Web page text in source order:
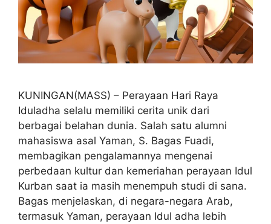
KUNINGAN(MASS) – Perayaan Hari Raya
Iduladha selalu memiliki cerita unik dari
berbagai belahan dunia. Salah satu alumni
mahasiswa asal Yaman, S. Bagas Fuadi,
membagikan pengalamannya mengenai
perbedaan kultur dan kemeriahan perayaan Idul
Kurban saat ia masih menempuh studi di sana.
Bagas menjelaskan, di negara-negara Arab,
termasuk Yaman, perayaan Idul adha lebih